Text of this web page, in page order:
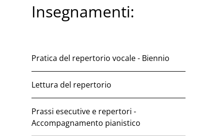
Insegnamenti:
Pratica del repertorio vocale - Biennio
Lettura del repertorio
Prassi esecutive e repertori -
Accompagnamento pianistico